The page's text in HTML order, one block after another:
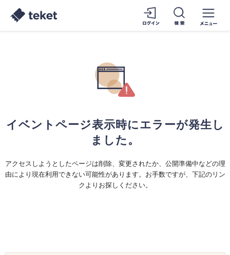
イベントページ表示時にエラーが発生し
ました。
アクセスしようとしたページは削除、変更されたか、公開準備中などの理
由により現在利用できない可能性があります。お手数ですが、下記のリン
クよりお探しください。